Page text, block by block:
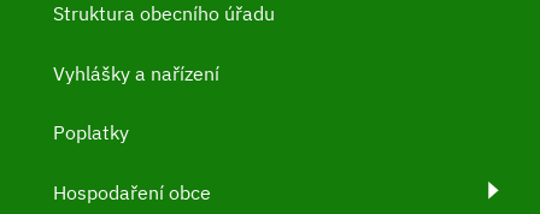
Struktura obecního úřadu
Vyhlášky a nařízení
Poplatky
Hospodaření obce